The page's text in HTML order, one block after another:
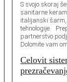
S svojo skoraj
sanitarne
italijanski šarm,
tehnologije.
partnerstvo
Dolomite vam
Celovit